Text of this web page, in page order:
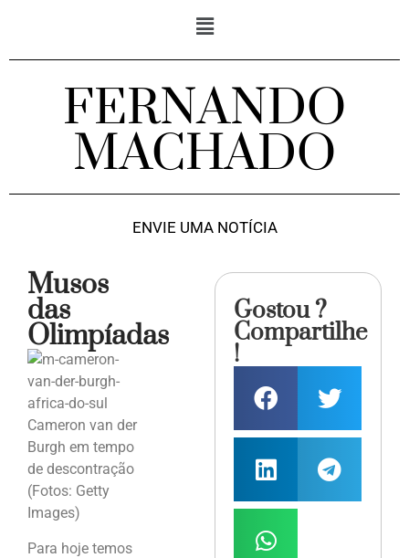
FERNANDO
MACHADO
ENVIE UMA NOTÍCIA
Musos
das
Olimpíadas
Cameron van der
Burgh em tempo
de descontração
(Fotos: Getty
Images)
Para hoje temos
Gostou ?
Compartilhe
!